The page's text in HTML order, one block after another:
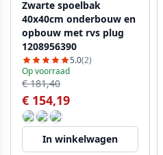
Zwarte spoelbak
40x40cm onderbouw en
opbouw met rvs plug
1208956390
5.0(2)
Op voorraad
€ 181,40
€ 154,19
In winkelwagen